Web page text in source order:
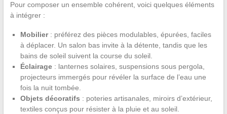
Pour composer un ensemble cohérent, voici quelques éléments
à intégrer :
Mobilier: préférez des pièces modulables, épurées, faciles
à déplacer. Un salon bas invite à la détente, tandis que les
bains de soleil suivent la course du soleil.
Éclairage: lanternes solaires, suspensions sous pergola,
projecteurs immergés pour révéler la surface de l’eau une
fois la nuit tombée.
Objets décoratifs : poteries artisanales, miroirs d’extérieur,
textiles conçus pour résister à la pluie et au soleil.